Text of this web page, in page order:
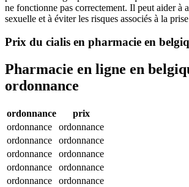
ne fonctionne pas correctement. Il peut aider à
sexuelle et à éviter les risques associés à la
Prix du cialis en pharmacie en
Pharmacie en ligne en
ordonnance
ordonnance
prix
ordonnance
ordonnance
ordonnance
ordonnance
ordonnance
ordonnance
ordonnance
ordonnance
ordonnance
ordonnance